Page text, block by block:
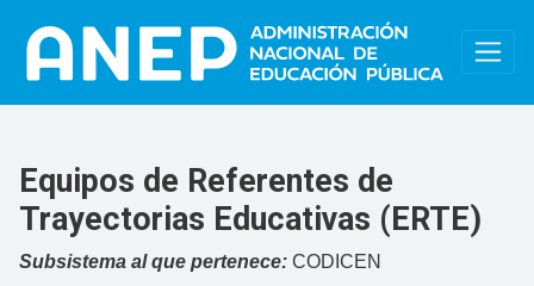
Equipos de Referentes de
Trayectorias Educativas (ERTE)
Subsistema al que pertenece: CODICEN